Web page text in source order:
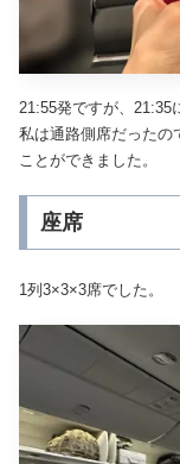
21:55発ですが、21:35
私は通路側席だったの
ことができました。
座席
1列3×3×3席でした。